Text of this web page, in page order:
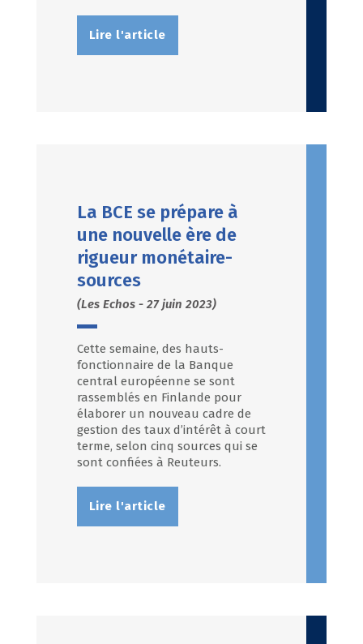
Lire l'article
La BCE se prépare à
une nouvelle ère de
rigueur monétaire-
sources
(Les Echos - 27 juin 2023)
Cette semaine, des hauts-
fonctionnaire de la Banque
central européenne se sont
rassemblés en Finlande pour
élaborer un nouveau cadre de
gestion des taux d’intérêt à court
terme, selon cinq sources qui se
sont confiées à Reuteurs.
Lire l'article